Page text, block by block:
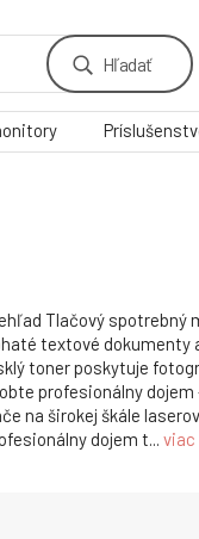
Hľadať
Tlačový spotrebný
textové dokumenty
toner poskytuje
profesionálny
na širokej škále
dojem t... viac